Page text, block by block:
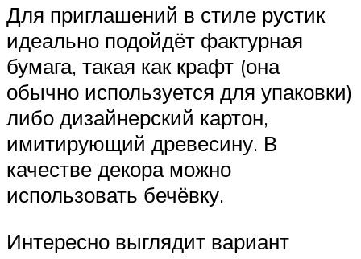
Для приглашений в стиле рустик
идеально подойдёт фактурная
бумага, такая как крафт (она
обычно используется для упаковки)
либо дизайнерский картон,
имитирующий древесину. В
качестве декора можно
использовать бечёвку.
Интересно выглядит вариант